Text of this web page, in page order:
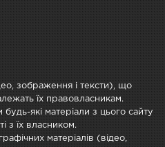
зображення і тексти), що
їх правовласникам.
які матеріали з цього сайту
з їх власником.
матеріалів (відео,